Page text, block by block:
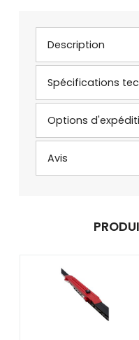
Description
Spécifications
Options
Avis